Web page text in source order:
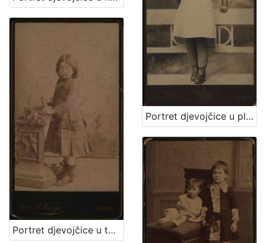
Portret djevojčice u plisiranoj haljinici / S. Weinrich
Portret djevojčice u tamnoj haljinici / [Gjuro Varga] / [izradio fotografski atelier] G. & I. Varga